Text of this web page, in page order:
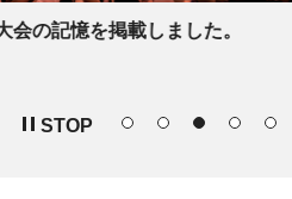
ました。 夢・未来プ
STOP